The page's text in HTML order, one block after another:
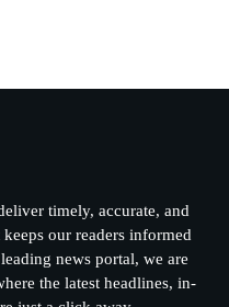
timely, accurate, and
our readers informed
news portal, we are
the latest headlines, in-